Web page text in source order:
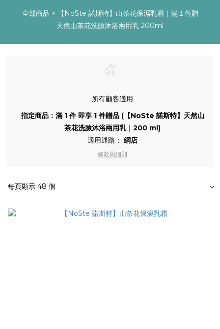
全部商品 >
【NoSte 諾斯特】山茶花保濕乳霜｜滿１件贈
天然山茶花洗臉沐浴兩用乳 200ml
所有顧客適用
指定商品：滿 1 件 即享 1 件贈品 (【NoSte 諾斯特】天然山
茶花洗臉沐浴兩用乳｜200 ml)
適用通路： 網店
條款與細則
每頁顯示 48 個